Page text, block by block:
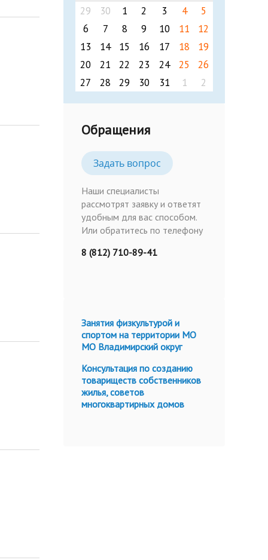
29
30 1 2 3 4
5
6
7 8 9 10 11
12
13
14 15 16 17 18
19
20
21 22 23 24 25
26
27
28 29 30 31 1 2
Обращения
Задать вопрос
Наши специалисты
рассмотрят заявку и ответят
удобным для вас способом.
Или обратитесь по телефону
8 (812) 710-89-41
Занятия физкультурой и
спортом на территории МО
МО Владимирский округ
Консультация по созданию
товариществ собственников
жилья, советов
многоквартирных домов